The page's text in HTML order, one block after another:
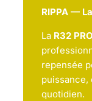
RIPPA —
La R32 PRO
repensée
puissance,
quotidien.